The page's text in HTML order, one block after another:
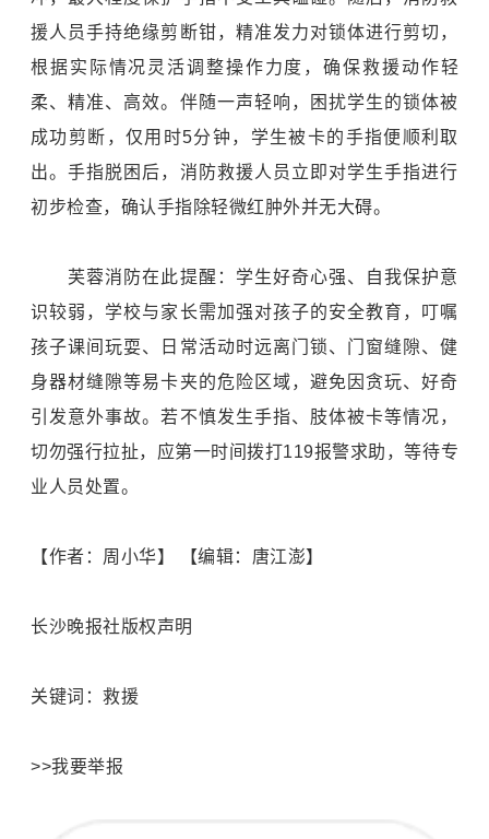
援人员手持绝缘剪断钳，精准发力对锁体进行剪切，
根据实际情况灵活调整操作力度，确保救援动作轻
柔、精准、高效。伴随一声轻响，困扰学生的锁体被
成功剪断，仅用时5分钟，学生被卡的手指便顺利取
出。手指脱困后，消防救援人员立即对学生手指进行
初步检查，确认手指除轻微红肿外并无大碍。
芙蓉消防在此提醒：学生好奇心强、自我保护意
识较弱，学校与家长需加强对孩子的安全教育，叮嘱
孩子课间玩耍、日常活动时远离门锁、门窗缝隙、健
身器材缝隙等易卡夹的危险区域，避免因贪玩、好奇
引发意外事故。若不慎发生手指、肢体被卡等情况，
切勿强行拉扯，应第一时间拨打119报警求助，等待专
业人员处置。
【作者：周小华】 【编辑：唐江澎】
长沙晚报社版权声明
关键词：救援
>>我要举报